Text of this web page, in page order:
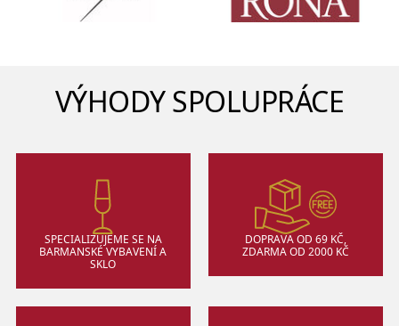
VÝHODY SPOLUPRÁCE
SPECIALIZUJEME SE NA
BARMANSKÉ VYBAVENÍ A
SKLO
DOPRAVA OD 69 KČ,
ZDARMA OD 2000 KČ